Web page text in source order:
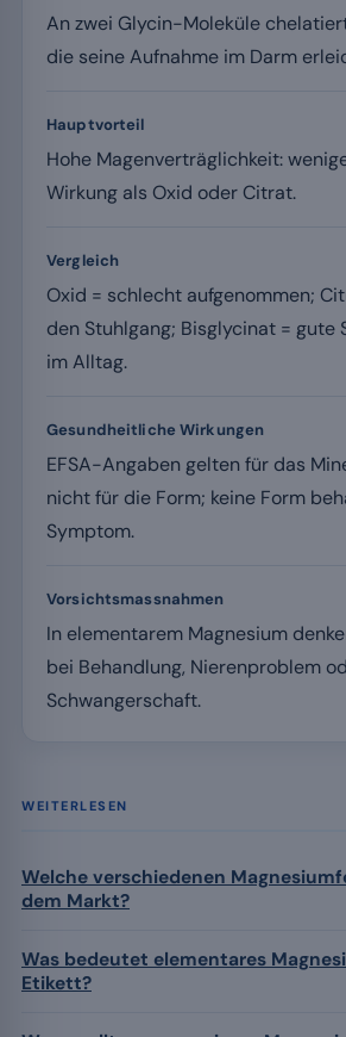
An zwei Glycin-Moleküle
die seine Aufnahme im Darm
Hauptvorteil
Hohe Magenverträglichkeit:
Wirkung als Oxid oder Citrat.
Vergleich
Oxid = schlecht aufgenommen;
den Stuhlgang; Bisglycinat = gute
im Alltag.
Gesundheitliche Wirkungen
EFSA-Angaben gelten für das
nicht für die Form; keine Form
Symptom.
Vorsichtsmassnahmen
In elementarem Magnesium
bei Behandlung, Nierenproblem
Schwangerschaft.
WEITERLESEN
Welche verschiedenen
dem Markt?
Was bedeutet elementares
Etikett?